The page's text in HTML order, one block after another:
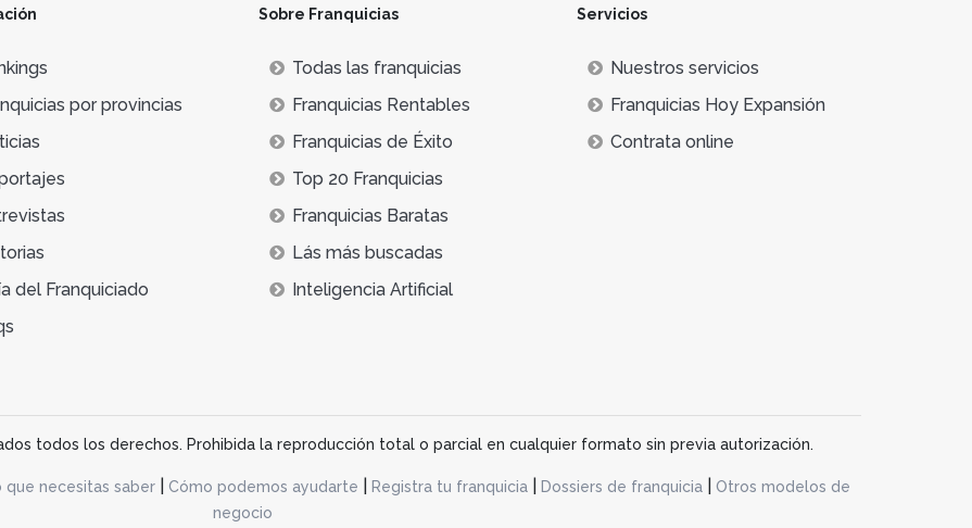
por provincias
del Franquiciado
Sobre Franquicias
Todas las franquicias
Franquicias Rentables
Franquicias de Éxito
Top 20 Franquicias
Franquicias Baratas
Lás más buscadas
Inteligencia Artificial
Servicios
Nuestros servicios
Franquicias Hoy Expansión
Contrata online
todos los derechos. Prohibida la reproducción total o parcial en cualquier formato sin previa autorización.
que necesitas saber| Cómo podemos ayudarte Registra tu franquicia| Dossiers de franquicia|
Otros modelos de
negocio